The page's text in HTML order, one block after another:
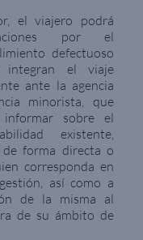
el viajero podrá
por el
defectuoso
el viaje
ante la agencia
minorista, que
sobre el
existente,
forma directa o
corresponda en
así como a
de la misma al
de su ámbito de